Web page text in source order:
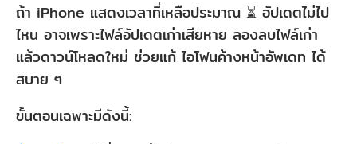
ถ้า iPhone แสดงเวลาที่เหลือประมาณ ⏳ อัปเดตไม่ไป
ไหน อาจเพราะไฟล์อัปเดตเก่าเสียหาย ลองลบไฟล์เก่า
แล้วดาวน์โหลดใหม่ ช่วยแก้ ไอโฟนค้างหน้าอัพเดท ได้
สบาย ๆ
ขั้นตอนเฉพาะมีดังนี้: